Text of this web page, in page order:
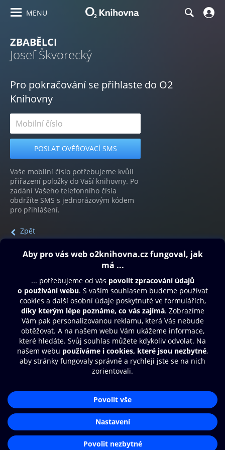
MENU
ZBABĚLCI
Josef Škvorecký
Pro pokračování se přihlaste do O2
Knihovny
Vaše mobilní číslo potřebujeme kvůli
přiřazení položky do Vaší knihovny. Po
zadání Vašeho telefonního čísla
obdržíte SMS s jednorázovým kódem
pro přihlášení.
Zpět
Obsah ke stažení
Moje O2 Knihovna
Další zábava
© O2 Czech Republic a.s.
Přístupnost
Zásady zpracování osobních údajů
Nastavení cookies
Aplikace O2 Knihovna
Čti a poslouchej své e-knihy a
audioknihy rychleji a pohodlněji.